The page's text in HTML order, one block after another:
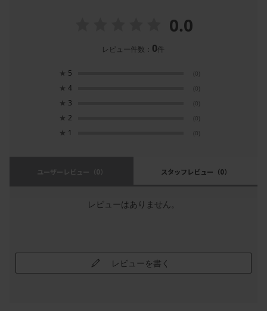
0.0
レビュー件数： 0件
★ 5 (0)
★ 4 (0)
★ 3 (0)
★ 2 (0)
★ 1 (0)
ユーザーレビュー （0） スタッフレビュー （0）
レビューはありません。
レビューを書く